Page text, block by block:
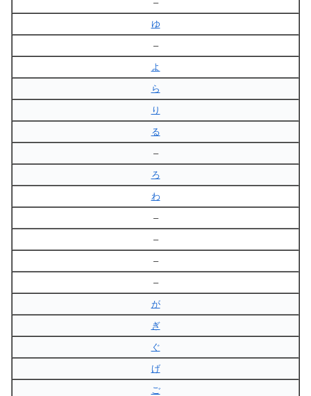
–
ゆ
–
よ
ら
り
る
–
ろ
わ
–
–
–
–
が
ぎ
ぐ
げ
ご